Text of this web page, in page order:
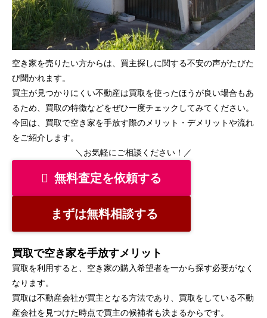
空き家を売りたい方からは、買主探しに関する不安の声がたびた
び聞かれます。
買主が見つかりにくい不動産は買取を使ったほうが良い場合もあ
るため、買取の特徴などをぜひ一度チェックしてみてください。
今回は、買取で空き家を手放す際のメリット・デメリットや流れ
をご紹介します。
＼お気軽にご相談ください！／
無料査定を依頼する
まずは無料相談する
買取で空き家を手放すメリット
買取を利用すると、空き家の購入希望者を一から探す必要がなく
なります。
買取は不動産会社が買主となる方法であり、買取をしている不動
産会社を見つけた時点で買主の候補者も決まるからです。